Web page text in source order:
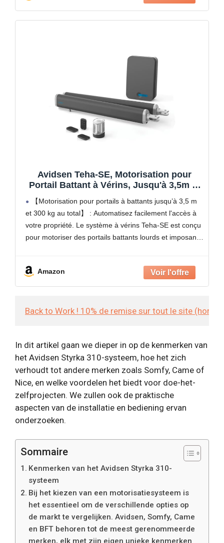
Avidsen Teha-SE, Motorisation pour
Portail Battant à Vérins, Jusqu'à 3,5m et
Électrique, Arrêt sur Obstacle, Ouverture
Piéton, 3 Télécommandes Incluses,
Sécurité Maison
【Motorisation pour portails à battants jusqu’à 3,5 m
et 300 kg au total】 : Automatisez facilement l'accès à
votre propriété. Le système à vérins Teha-SE est conçu
pour motoriser des portails battants lourds et imposants
Amazon
Back to Work ! 10% de remise sur tout le site (hors
In dit artikel gaan we dieper in op de kenmerken van
het Avidsen Styrka 310-systeem, hoe het zich
verhoudt tot andere merken zoals Somfy, Came of
Nice, en welke voordelen het biedt voor doe-het-
zelfprojecten. We zullen ook de praktische
aspecten van de installatie en bediening ervan
onderzoeken.
Sommaire
Kenmerken van het Avidsen Styrka 310-
systeem
Bij het kiezen van een motorisatiesysteem is
het essentieel om de verschillende opties op
de markt te vergelijken. Avidsen, Somfy, Came
en BFT behoren tot de meest gerenommeerde